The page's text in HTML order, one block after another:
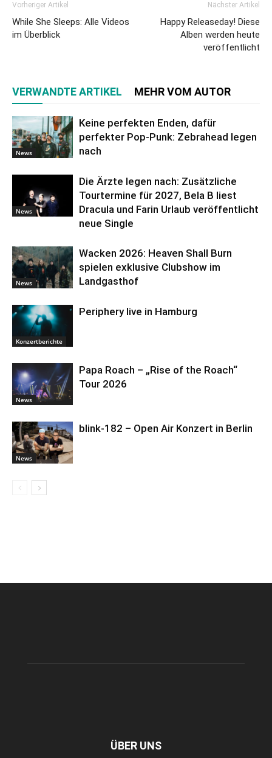
Vorheriger Artikel
While She Sleeps: Alle Videos
im Überblick
Nächster Artikel
Happy Releaseday! Diese
Alben werden heute
veröffentlicht
VERWANDTE ARTIKEL MEHR VOM AUTOR
News
Keine perfekten Enden, dafür
perfekter Pop-Punk: Zebrahead legen
nach
News
Die Ärzte legen nach: Zusätzliche
Tourtermine für 2027, Bela B liest
Dracula und Farin Urlaub veröffentlicht
neue Single
News
Wacken 2026: Heaven Shall Burn
spielen exklusive Clubshow im
Landgasthof
Konzertberichte
Periphery live in Hamburg
News
Papa Roach – „Rise of the Roach“
Tour 2026
News
blink-182 – Open Air Konzert in Berlin
ÜBER UNS